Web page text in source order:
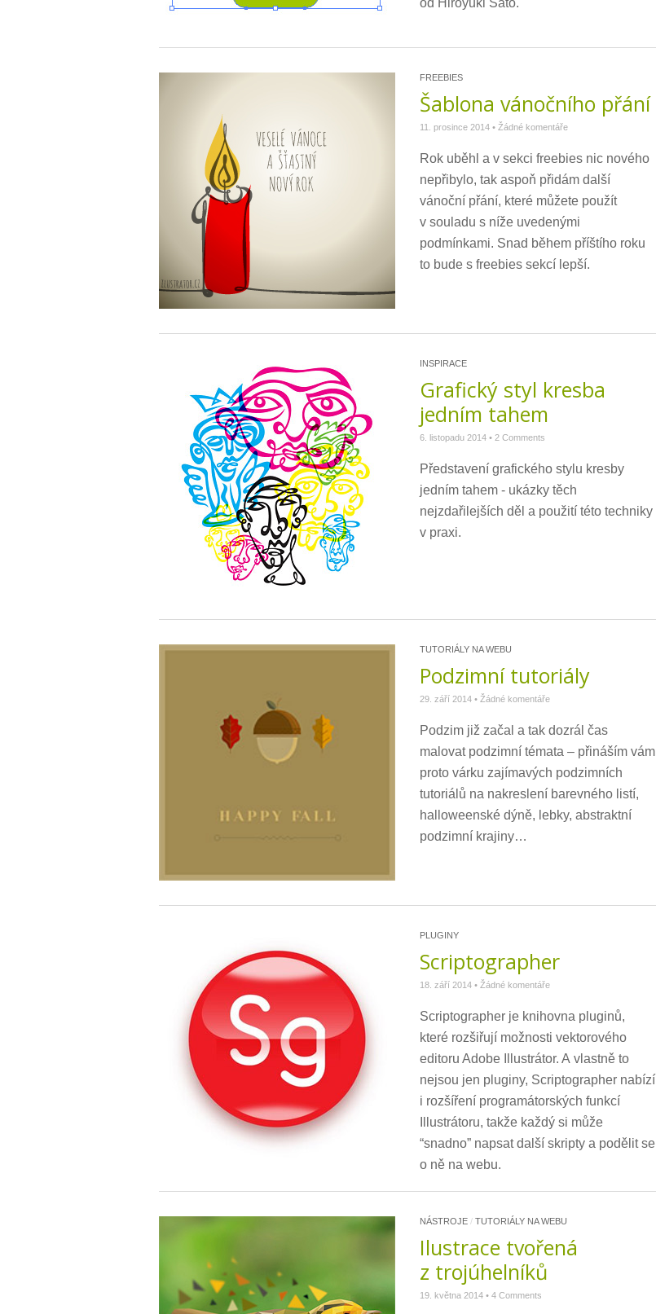
od Hiroyuki Sato.
FREEBIES
Šablona vánočního přání
11. prosince 2014 • Žádné komentáře
Rok uběhl a v sekci freebies nic nového
nepřibylo, tak aspoň přidám další
vánoční přání, které můžete použít
v souladu s níže uvedenými
podmínkami. Snad během příštího roku
to bude s freebies sekcí lepší.
INSPIRACE
Grafický styl kresba
jedním tahem
6. listopadu 2014 • 2 Comments
Představení grafického stylu kresby
jedním tahem - ukázky těch
nejzdařilejších děl a použití této techniky
v praxi.
TUTORIÁLY NA WEBU
Podzimní tutoriály
29. září 2014 • Žádné komentáře
Podzim již začal a tak dozrál čas
malovat podzimní témata – přináším vám
proto várku zajímavých podzimních
tutoriálů na nakreslení barevného listí,
halloweenské dýně, lebky, abstraktní
podzimní krajiny…
PLUGINY
Scriptographer
18. září 2014 • Žádné komentáře
Scriptographer je knihovna pluginů,
které rozšiřují možnosti vektorového
editoru Adobe Illustrátor. A vlastně to
nejsou jen pluginy, Scriptographer nabízí
i rozšíření programátorských funkcí
Illustrátoru, takže každý si může
“snadno” napsat další skripty a podělit se
o ně na webu.
NÁSTROJE/ TUTORIÁLY NA WEBU
Ilustrace tvořená
z trojúhelníků
19. května 2014 • 4 Comments